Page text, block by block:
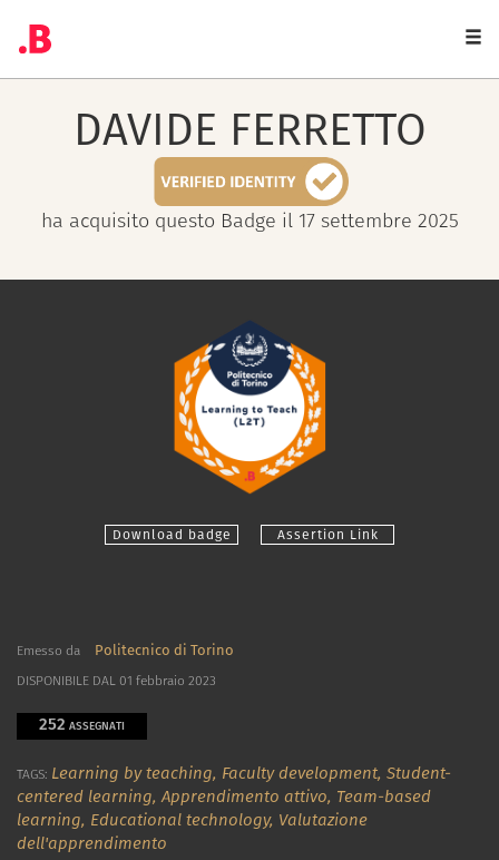
DAVIDE FERRETTO
ha acquisito questo Badge il 17 settembre 2025
Download badge Assertion Link
Emesso da Politecnico di Torino
DISPONIBILE DAL 01 febbraio 2023
252 ASSEGNATI
TAGS: Learning by teaching, Faculty development, Student-
centered learning,Apprendimento attivo, Team-based
learning, Educational technology, Valutazione
dell'apprendimento